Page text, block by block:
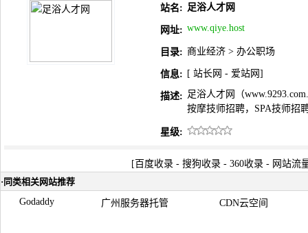
站名: 足浴人才网
网址: www.qiye.host
目录: 商业经济 > 办公职场
信息: [ 站长网 - 爱站网 ]
描述: 足浴人才网（
按摩技师招聘，SPA技师招
星级:
[ 百度收录 - 搜狗收录 - 360收录 - 网站流
· 同类相关网站推荐
Godaddy
广州服务器托管 CDN云空间